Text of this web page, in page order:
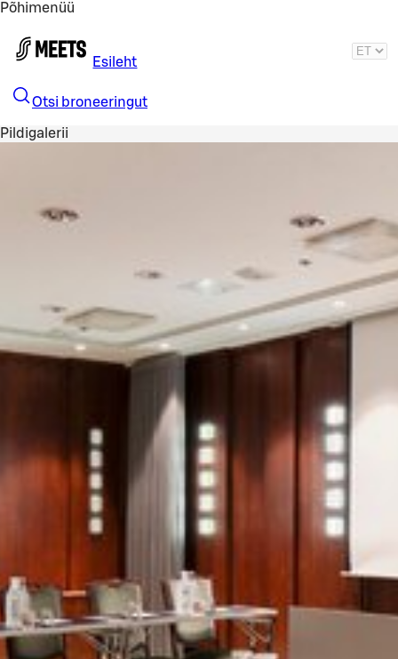
Põhimenüü
Esileht
Otsi broneeringut
Pildigalerii
Vaata pilti 1 / 3